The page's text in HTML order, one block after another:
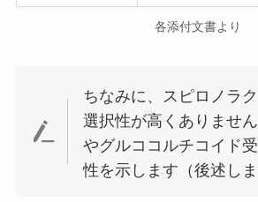
各添付文書より
ちなみに、スピロノラ
選択性が高くありませ
やグルココルチコイド
性を示します（後述しま